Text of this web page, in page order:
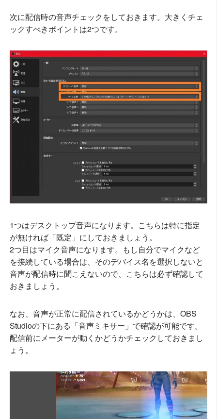
次に配信時の音声チェックをしておきます。大きくチェ
ックすべきポイントは2つです。
1つはデスクトップ音声になります。こちらは特に指定
が無ければ「既定」にしておきましょう。
2つ目はマイク音声になります。もし自分でマイクなど
を接続している場合は、そのデバイス名を選択しないと
音声が配信時に聞こえないので、こちらは必ず確認して
おきましょう。
なお、音声が正常に配信されているかどうかは、OBS
Studioの下にある「音声ミキサー」で確認が可能です。
配信前にメーターが動くかどうかチェックしておきまし
ょう。